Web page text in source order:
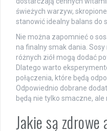
świeżych warzyw,
stanowić idealny balans do
Nie można zapomnieć o
na finalny smak dania.
różnych ziół mogą dodać
Dlatego warto
połączenia, które będą
Odpowiednio dobrane
będą nie tylko smaczne,
Jakie są